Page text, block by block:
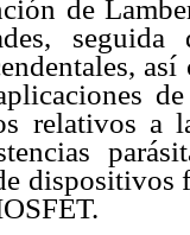
de
relativos a